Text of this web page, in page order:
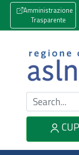
Amministrazione
Trasparente
Cerca nel sito
CUP